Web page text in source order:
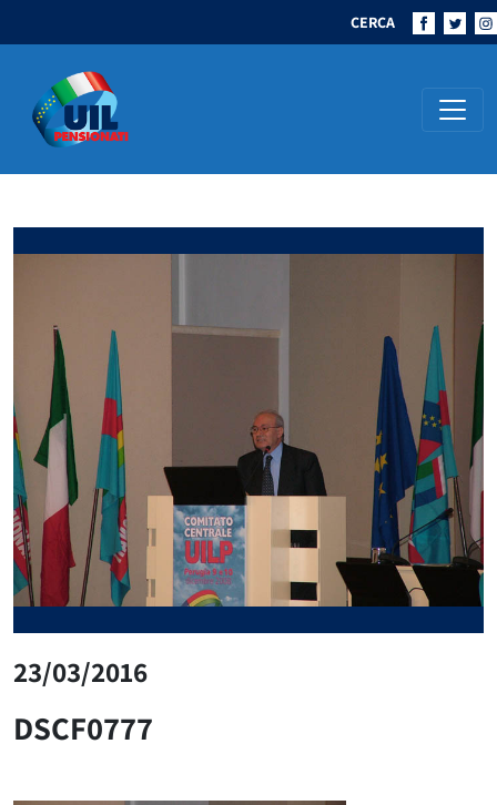
CERCA
Navigazione principale
23/03/2016
DSCF0777